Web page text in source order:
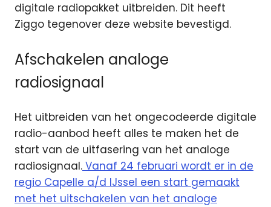
digitale radiopakket uitbreiden. Dit heeft
Ziggo tegenover deze website bevestigd.
Afschakelen analoge
radiosignaal
Het uitbreiden van het ongecodeerde digitale
radio-aanbod heeft alles te maken het de
start van de uitfasering van het analoge
radiosignaal. Vanaf 24 februari wordt er in de
regio Capelle a/d IJssel een start gemaakt
met het uitschakelen van het analoge